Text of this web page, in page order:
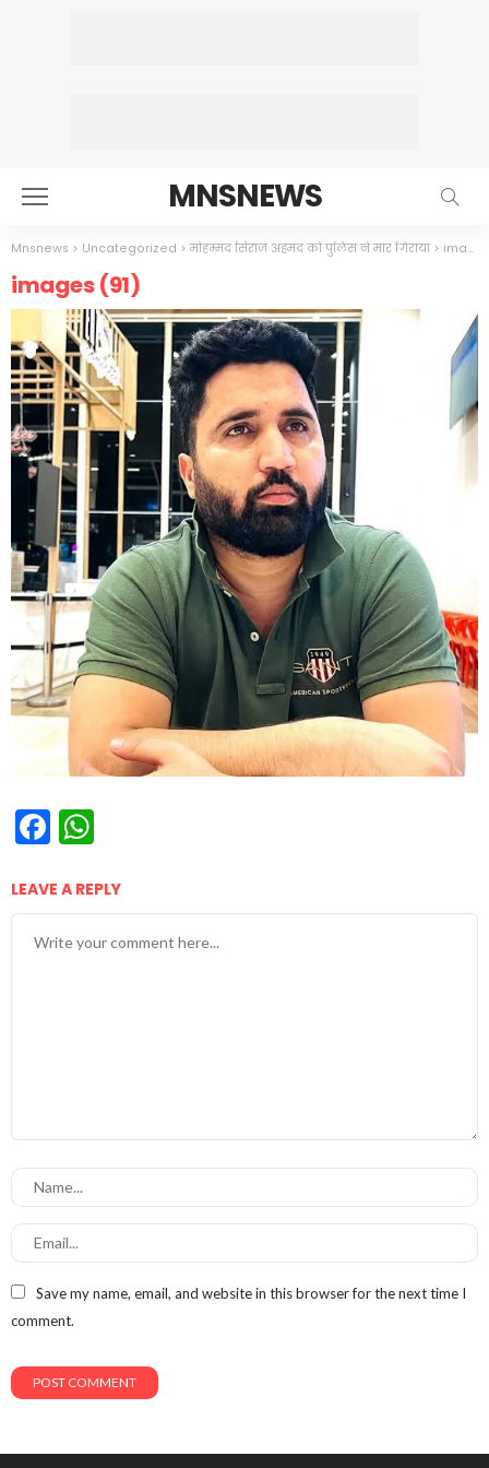
MNSNEWS
Mnsnews > Uncategorized >मोहम्मद सिराज अहमद को पुलिस ने मार गिराया> images (91)
images (91)
Facebook
LEAVE A REPLY
Save my name, email, and website in this browser for the next time I
comment.